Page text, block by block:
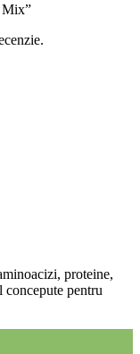
Mix”
proteine,
concepute pentru